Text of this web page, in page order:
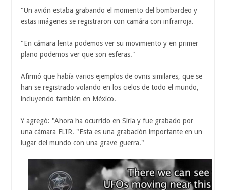
"Un avión estaba grabando el momento del bombardeo y
estas imágenes se registraron con camára con infrarroja.
"En cámara lenta podemos ver su movimiento y en primer
plano podemos ver que son esferas."
Afirmó que había varios ejemplos de ovnis similares, que se
han se registrado volando en los cielos de todo el mundo,
incluyendo también en México.
Y agregó: "Ahora ha ocurrido en Siria y fue grabado por
una cámara FLIR. "Esta es una grabación importante en un
lugar del mundo con una grave guerra."